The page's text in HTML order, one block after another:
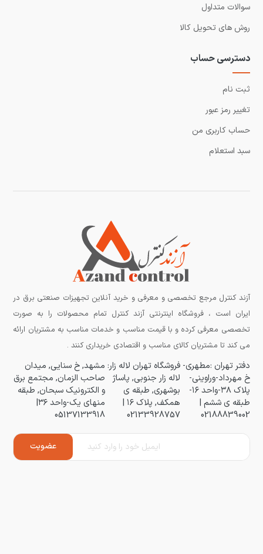
سوالات متداول
روش های تحویل کالا
دسترسی حساب
ثبت نام
تغییر رمز عبور
حساب کاربری من
سبد استعلام
آزند کنترل مرجع تخصصی و معرفی و خرید آنلاین تجهیزات صنعتی برق در
ایران است ، فروشگاه اینترنتی آزند کنترل تمام محصولات را به صورت
تخصصی معرفی کرده و با قیمت مناسب و خدمات مناسب به مشتریان ارائه
می کند تا مشتریان کالای مناسب و اقتصادی خریداری کنند .
دفتر تهران :مطهری-
خ مهرداد-وراوینی-
پلاک ۳۸-واحد ۱۶-
طبقه ی ششم |
02188839002
فروشگاه تهران لاله زار:
لاله زار جنوبی, پاساژ
بوشهری, طبقه ی
همکف, پلاک ۱۶ |
02133928757
مشهد, خ سنایی, میدان
صاحب الزمان, مجتمع برق
و الکترونیک سبحان, طبقه
منهای یک-واحد ۳۶|
05137133918